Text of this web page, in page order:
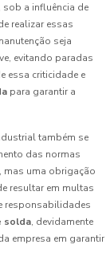
sob a influência de
realizar essas
seja
evitando paradas
essa criticidade e
para garantir a
também se
das normas
mas uma obrigação
resultar em multas
responsabilidades
solda, devidamente
empresa em garantir